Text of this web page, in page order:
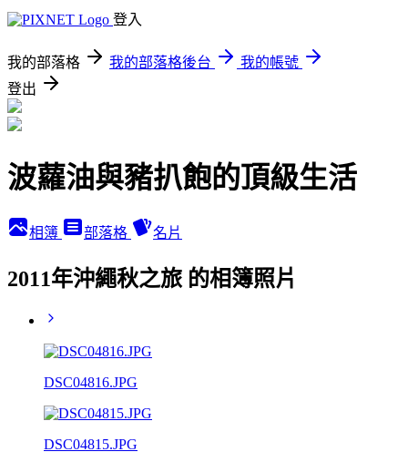
登入
我的部落格 我的部落格後台
我的帳號
登出
波蘿油與豬扒飽的頂級生活
相簿 部落格 名片
2011年沖繩秋之旅 的相簿照片
DSC04816.JPG
DSC04815.JPG